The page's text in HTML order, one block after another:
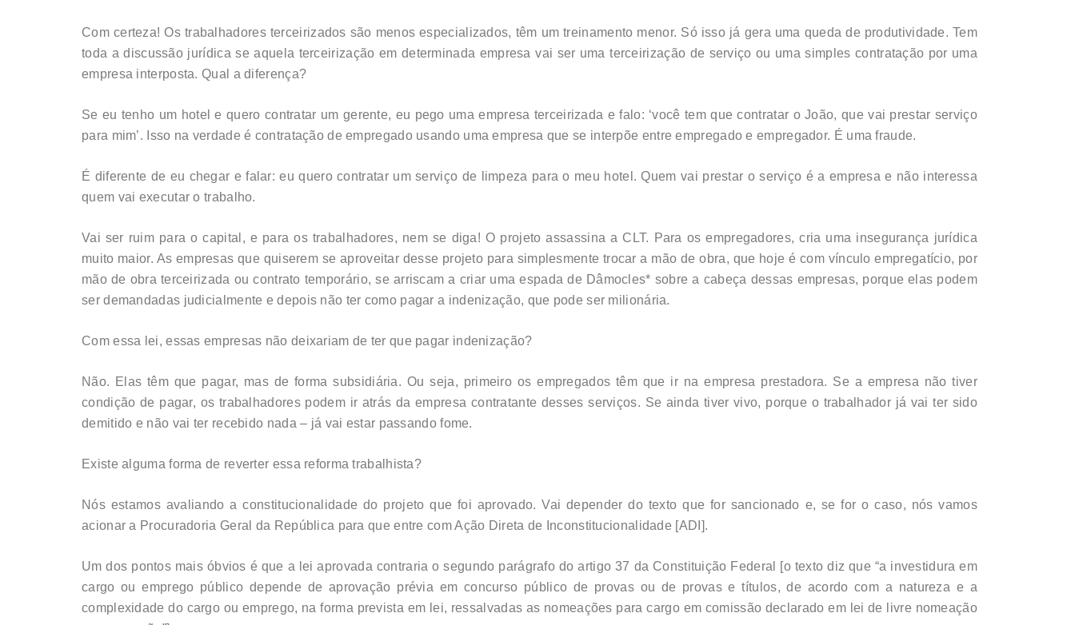
Com certeza! Os trabalhadores terceirizados são menos especializados, têm um treinamento menor. Só isso já gera uma queda de produtividade. Tem
toda a discussão jurídica se aquela terceirização em determinada empresa vai ser uma terceirização de serviço ou uma simples contratação por uma
empresa interposta. Qual a diferença?
Se eu tenho um hotel e quero contratar um gerente, eu pego uma empresa terceirizada e falo: ‘você tem que contratar o João, que vai prestar serviço
para mim’. Isso na verdade é contratação de empregado usando uma empresa que se interpõe entre empregado e empregador. É uma fraude.
É diferente de eu chegar e falar: eu quero contratar um serviço de limpeza para o meu hotel. Quem vai prestar o serviço é a empresa e não interessa
quem vai executar o trabalho.
Vai ser ruim para o capital, e para os trabalhadores, nem se diga! O projeto assassina a CLT. Para os empregadores, cria uma insegurança jurídica
muito maior. As empresas que quiserem se aproveitar desse projeto para simplesmente trocar a mão de obra, que hoje é com vínculo empregatício, por
mão de obra terceirizada ou contrato temporário, se arriscam a criar uma espada de Dâmocles* sobre a cabeça dessas empresas, porque elas podem
ser demandadas judicialmente e depois não ter como pagar a indenização, que pode ser milionária.
Com essa lei, essas empresas não deixariam de ter que pagar indenização?
Não. Elas têm que pagar, mas de forma subsidiária. Ou seja, primeiro os empregados têm que ir na empresa prestadora. Se a empresa não tiver
condição de pagar, os trabalhadores podem ir atrás da empresa contratante desses serviços. Se ainda tiver vivo, porque o trabalhador já vai ter sido
demitido e não vai ter recebido nada – já vai estar passando fome.
Existe alguma forma de reverter essa reforma trabalhista?
Nós estamos avaliando a constitucionalidade do projeto que foi aprovado. Vai depender do texto que for sancionado e, se for o caso, nós vamos
acionar a Procuradoria Geral da República para que entre com Ação Direta de Inconstitucionalidade [ADI].
Um dos pontos mais óbvios é que a lei aprovada contraria o segundo parágrafo do artigo 37 da Constituição Federal [o texto diz que “a investidura em
cargo ou emprego público depende de aprovação prévia em concurso público de provas ou de provas e títulos, de acordo com a natureza e a
complexidade do cargo ou emprego, na forma prevista em lei, ressalvadas as nomeações para cargo em comissão declarado em lei de livre nomeação